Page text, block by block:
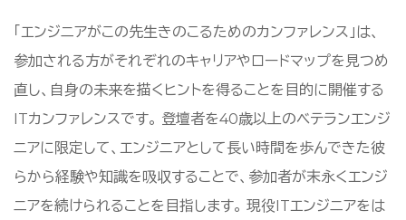
「エンジニアがこの先生きのこるためのカンファレンス」は、
参加される方がそれぞれのキャリアやロードマップを見つめ
直し、自身の未来を描くヒントを得ることを目的に開催する
ITカンファレンスです。 登壇者を40歳以上のベテランエンジ
ニアに限定して、エンジニアとして長い時間を歩んできた彼
らから経験や知識を吸収することで、参加者が末永くエンジ
ニアを続けられることを目指します。 現役ITエンジニアをは